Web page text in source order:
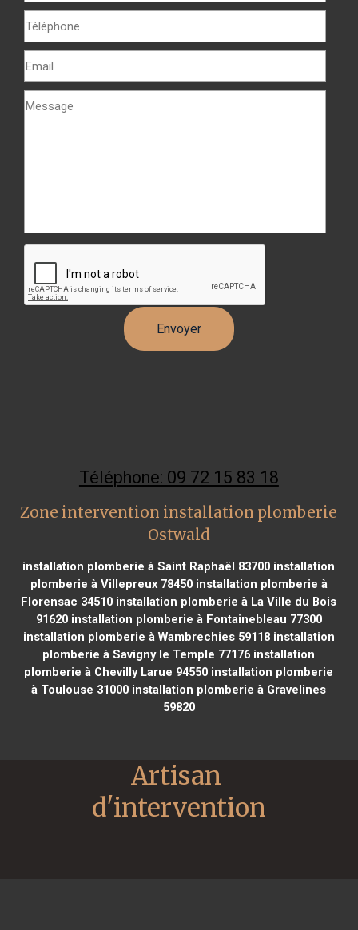
Téléphone: 09 72 15 83 18
Zone intervention installation plomberie
Ostwald
installation plomberie à Saint Raphaël 83700 installation
plomberie à Villepreux 78450installation plomberie à
Florensac 34510 installation plomberie à La Ville du Bois
91620installation plomberie à Fontainebleau 77300
installation plomberie à Wambrechies 59118installation
plomberie à Savigny le Temple 77176 installation
plomberie à Chevilly Larue 94550 installation plomberie
à Toulouse 31000 installation plomberie à Gravelines
59820
Artisan
d'intervention